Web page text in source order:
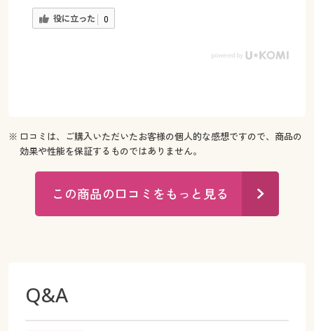
役に立った 0
※ 口コミは、ご購入いただいたお客様の個人的な感想ですので、商品の
効果や性能を保証するものではありません。
この商品の口コミをもっと見る
Q&A